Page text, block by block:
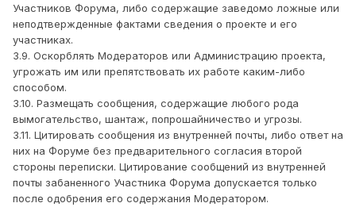
Участников Форума, либо содержащие заведомо ложные или
неподтвержденные фактами сведения о проекте и его
участниках.
3.9. Оскорблять Модераторов или Администрацию проекта,
угрожать им или препятствовать их работе каким-либо
способом.
3.10. Размещать сообщения, содержащие любого рода
вымогательство, шантаж, попрошайничество и угрозы.
3.11. Цитировать сообщения из внутренней почты, либо ответ на
них на Форуме без предварительного согласия второй
стороны переписки. Цитирование сообщений из внутренней
почты забаненного Участника Форума допускается только
после одобрения его содержания Модератором.